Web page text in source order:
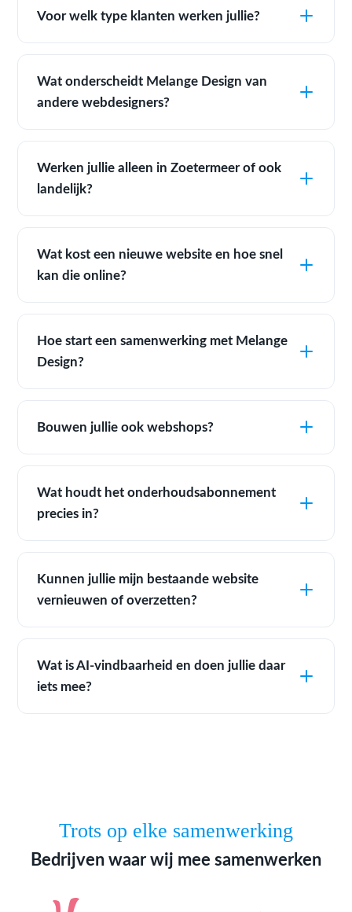
Voor welk type klanten werken jullie?
Wat onderscheidt Melange Design van
andere webdesigners?
Werken jullie alleen in Zoetermeer of ook
landelijk?
Wat kost een nieuwe website en hoe snel
kan die online?
Hoe start een samenwerking met Melange
Design?
Bouwen jullie ook webshops?
Wat houdt het onderhoudsabonnement
precies in?
Kunnen jullie mijn bestaande website
vernieuwen of overzetten?
Wat is AI-vindbaarheid en doen jullie daar
iets mee?
Trots op elke samenwerking
Bedrijven waar wij mee samenwerken